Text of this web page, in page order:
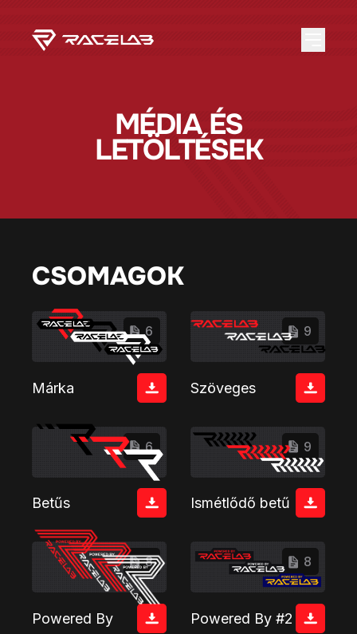
MÉDIA ÉS
LETÖLTÉSEK
CSOMAGOK
6
Márka
9
Szöveges
6
Betűs
9
Ismétlődő betű
8
Powered By
8
Powered By #2